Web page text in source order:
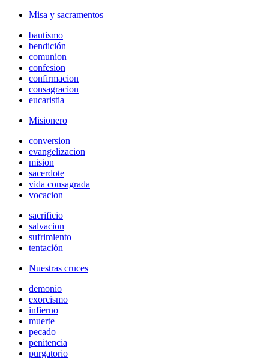
Misa y sacramentos
bautismo
bendición
comunion
confesion
confirmacion
consagracion
eucaristia
Misionero
conversion
evangelizacion
mision
sacerdote
vida consagrada
vocacion
sacrificio
salvacion
sufrimiento
tentación
Nuestras cruces
demonio
exorcismo
infierno
muerte
pecado
penitencia
purgatorio